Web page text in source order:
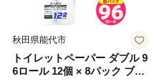
秋田県能代市
トイレットペーパー ダブル 9
6ロール 12個 × 8パック ブラ